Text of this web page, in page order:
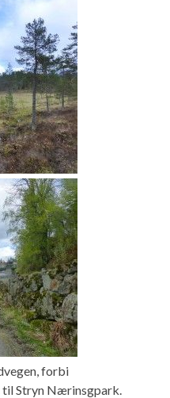
forbi
Stryn Nærinsgpark.